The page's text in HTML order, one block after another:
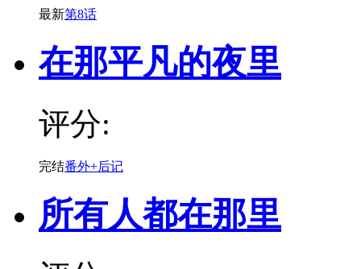
最新第8话
在那平凡的夜里
评分:
完结番外+后记
所有人都在那里